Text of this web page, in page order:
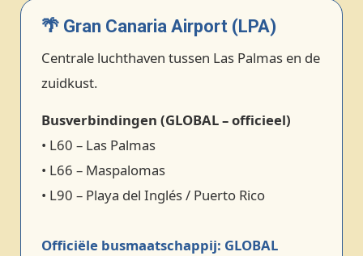
🌴 Gran Canaria Airport (LPA)
Centrale luchthaven tussen Las Palmas en de
zuidkust.
Busverbindingen (GLOBAL – officieel)
• L60 – Las Palmas
• L66 – Maspalomas
• L90 – Playa del Inglés / Puerto Rico
Officiële busmaatschappij: GLOBAL